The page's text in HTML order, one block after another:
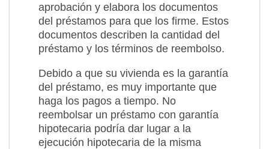
aprobación y elabora los documentos
del préstamos para que los firme. Estos
documentos describen la cantidad del
préstamo y los términos de reembolso.
Debido a que su vivienda es la garantía
del préstamo, es muy importante que
haga los pagos a tiempo. No
reembolsar un préstamo con garantía
hipotecaria podría dar lugar a la
ejecución hipotecaria de la misma